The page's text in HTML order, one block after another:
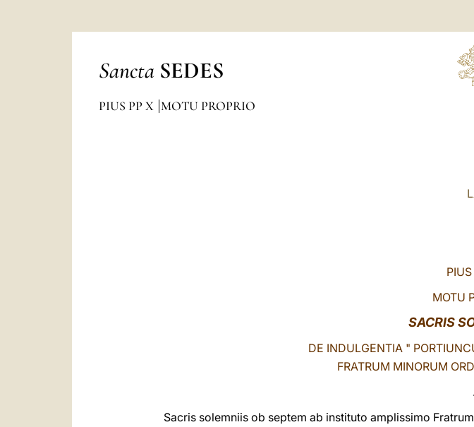
Sancta SEDES
PIUS PP X MOTU PROPRIO
MOTU
SACRIS
DE INDULGENTIA "
FRATRUM MINORUM
Sacris solemniis ob septem ab instituto amplissimo